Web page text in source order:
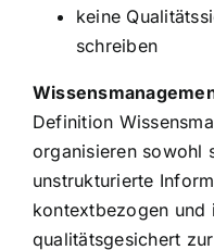
keine
schreiben
Definition
organisieren sowohl
unstrukturierte
kontextbezogen und
qualitätsgesichert